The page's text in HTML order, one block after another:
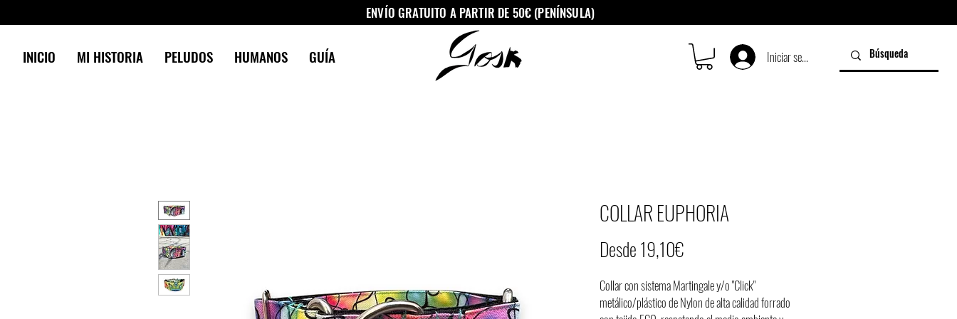
ENVÍO GRATUITO A PARTIR DE 50€ (PENÍNSULA)
INICIO MI HISTORIA PELUDOS HUMANOS GUÍA Iniciar sesión
COLLAR EUPHORIA
Desde19,10€
de
oferta
Collar con sistema Martingale y/o "Click"
metálico/plástico de Nylon de alta calidad forrado